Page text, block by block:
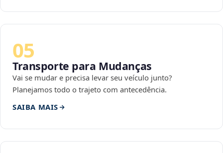
05
Transporte para Mudanças
Vai se mudar e precisa levar seu veículo junto?
Planejamos todo o trajeto com antecedência.
SAIBA MAIS